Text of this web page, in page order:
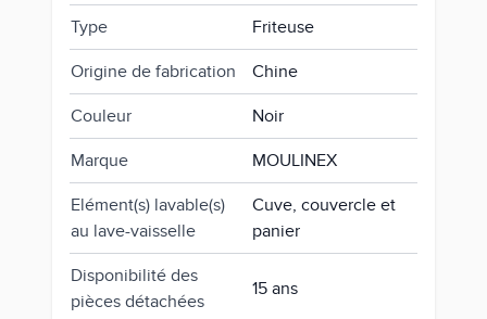
Type Friteuse
Origine de fabrication Chine
Couleur Noir
Marque MOULINEX
Elément(s) lavable(s)
au lave-vaisselle
Cuve, couvercle et
panier
Disponibilité des
pièces détachées
15 ans